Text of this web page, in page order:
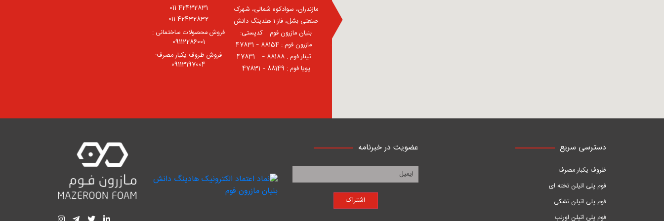
مازندران، سوادکوه شمالی، شهرک
صنعتی بشل، فاز 1 هلدینگ دانش
بنیان مازرون فوم ⠀کدپستی:
⠀مازرون فوم : 88154 – 47831
⠀تینار فوم : 88188 – 47831⠀
پویا فوم : 88149 – 47831
42432831 011
42432832 011
فروش محصولات ساختمانی :
09112286001
فروش ظروف یکبار مصرف:
09113197004
دسترسی سریع
ظروف یکبار مصرف
فوم پلی اتیلن تخته ای
فوم پلی اتیلن تشکی
فوم پلی اتیلن اورلب
عضویت در خبرنامه
اشتراک